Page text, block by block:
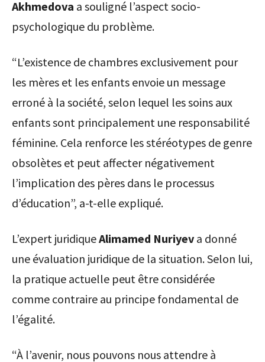
Akhmedova a souligné l’aspect socio-
psychologique du problème.
“L’existence de chambres exclusivement pour
les mères et les enfants envoie un message
erroné à la société, selon lequel les soins aux
enfants sont principalement une responsabilité
féminine. Cela renforce les stéréotypes de genre
obsolètes et peut affecter négativement
l’implication des pères dans le processus
d’éducation”, a-t-elle expliqué.
L’expert juridiqueAlimamed Nuriyev a donné
une évaluation juridique de la situation. Selon lui,
la pratique actuelle peut être considérée
comme contraire au principe fondamental de
l’égalité.
“À l’avenir, nous pouvons nous attendre à